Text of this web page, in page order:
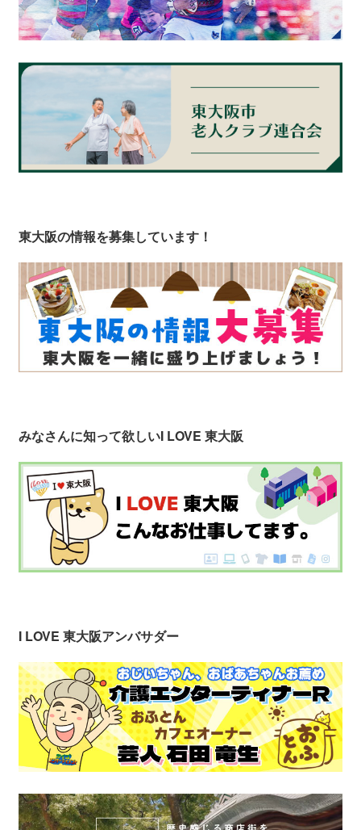
東大阪の情報を募集しています！
みなさんに知って欲しいI LOVE 東大阪
I LOVE 東大阪アンバサダー